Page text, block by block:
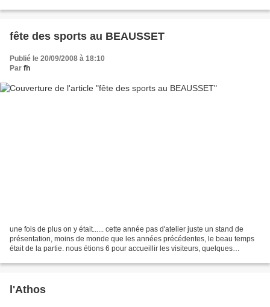
fête des sports au BEAUSSET
Publié le 20/09/2008 à 18:10
Par fh
une fois de plus on y était...... cette année pas d'atelier juste un stand de
présentation, moins de monde que les années précédentes, le beau temps
était de la partie. nous étions 6 pour accueillir les visiteurs, quelques
l'Athos